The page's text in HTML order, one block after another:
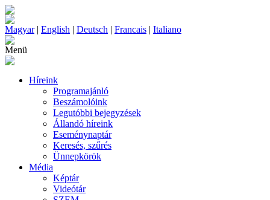
Magyar| English | Deutsch | Francais | Italiano
Menü
Híreink
Programajánló
Beszámolóink
Legutóbbi bejegyzések
Állandó híreink
Eseménynaptár
Keresés, szűrés
Ünnepkörök
Média
Képtár
Videótár